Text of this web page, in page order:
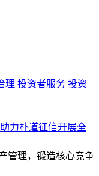
理 投资者服务 投资
力朴道征信开展全
管理，锻造核心竞争